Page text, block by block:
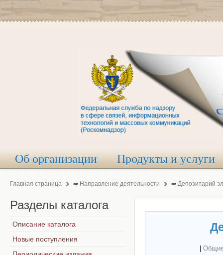
Об организации Продукты и услуги
Главная страница ⇒ Направление деятельности ⇒ Депозитарий
Разделы каталога
Описание каталога
Новые поступления